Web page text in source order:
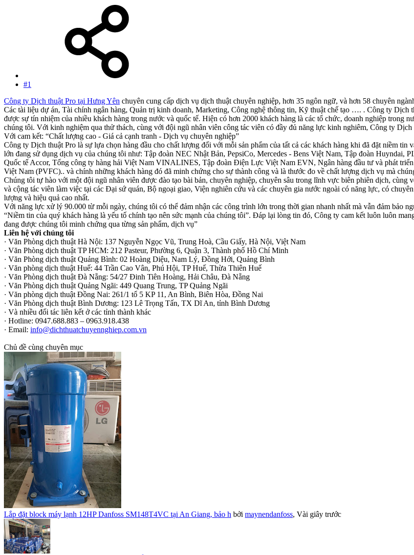
#1
Công ty Dịch thuật Pro tại Hưng Yên chuyên cung cấp dịch vụ dịch thuật chuyên nghiệp, hơn 35 ngôn ngữ, và hơn 58 chuyên
Các tài liệu dự án, Tài chính ngân hàng, Quản trị kinh doanh, Marketing, Công nghệ thông tin, Kỹ thuật chế tạo …. . Công ty
được sự tín nhiệm của nhiều khách hàng trong nước và quốc tế. Hiện có hơn 2000 khách hàng là các tổ chức, doanh nghiệp trong
chúng tôi. Với kinh nghiệm qua thử thách, cùng với đội ngũ nhân viên công tác viên có đầy đủ năng lực kinh nghiêm, Công ty
Với cam kết: “Chất lượng cao - Giá cả cạnh tranh - Dịch vụ chuyên nghiệp”
Công ty Dịch thuật Pro là sự lựa chọn hàng đầu cho chất lượng đối với mỗi sản phẩm của tất cả các khách hàng khi đã đặt niềm
lớn đang sử dụng dịch vụ của chúng tôi như: Tập đoàn NEC Nhật Bản, PepsiCo, Mercedes - Bens Việt Nam, Tập đoàn Huyndai,
Quốc tế Accor, Tổng công ty hàng hải Việt Nam VINALINES, Tập đoàn Điện Lực Việt Nam EVN, Ngân hàng đầu tư và phát
Việt Nam (PVFC).. và chính những khách hàng đó đã minh chứng cho sự thành công và là thước đo về chất lượng dịch vụ mà
Chúng tôi tự hào với một đội ngũ nhân viên được đào tạo bài bản, chuyên nghiệp, chuyên sâu trong lĩnh vực biên phiên dịch,
và cộng tác viên làm việc tại các Đại sứ quán, Bộ ngoại giao, Viện nghiên cứu và các chuyên gia nước ngoài có năng lực, có
lượng và hiệu quả cao nhất.
Với năng lực xử lý 90.000 từ mỗi ngày, chúng tôi có thể đảm nhận các công trình lớn trong thời gian nhanh nhất mà vẫn đảm bảo
“Niềm tin của quý khách hàng là yếu tố chính tạo nên sức mạnh của chúng tôi”. Đáp lại lòng tin đó, Công ty cam kết luôn luôn
đang được chúng tôi minh chứng qua từng sản phẩm, dịch vụ”
Liên hệ với chúng tôi
· Văn Phòng dịch thuật Hà Nội: 137 Nguyễn Ngọc Vũ, Trung Hoà, Cầu Giấy, Hà Nội, Việt Nam
· Văn Phòng dịch thuật TP HCM: 212 Pasteur, Phường 6, Quận 3, Thành phố Hồ Chí Minh
· Văn Phòng dịch thuật Quảng Bình: 02 Hoàng Diệu, Nam Lý, Đồng Hới, Quảng Bình
· Văn phòng dịch thuật Huế: 44 Trần Cao Vân, Phú Hội, TP Huế, Thừa Thiên Huế
· Văn Phòng dịch thuật Đà Nẵng: 54/27 Đinh Tiên Hoàng, Hải Châu, Đà Nẵng
· Văn Phòng dịch thuật Quảng Ngãi: 449 Quang Trung, TP Quảng Ngãi
· Văn phòng dịch thuật Đồng Nai: 261/1 tổ 5 KP 11, An Bình, Biên Hòa, Đồng Nai
· Văn Phòng dịch thuật Bình Dương: 123 Lê Trọng Tấn, TX Dĩ An, tỉnh Bình Dương
· Và nhiều đối tác liên kết ở các tỉnh thành khác
· Hotline: 0947.688.883 – 0963.918.438
· Email: info@dichthuatchuyennghiep.com.vn
Chủ đề cùng chuyên mục
Lắp đặt block máy lạnh 12HP Danfoss SM148T4VC tại An Giang, bảo h bởi maynendanfoss, Vài giây trước